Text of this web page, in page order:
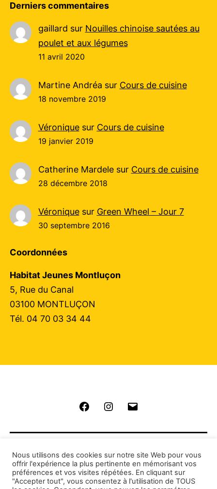
Derniers commentaires
gaillard sur Nouilles chinoise sautées au
poulet et aux légumes
11 avril 2020
Martine Andréa sur Cours de cuisine
18 novembre 2019
Véroniquesur Cours de cuisine
19 janvier 2019
Catherine Mardelesur Cours de cuisine
28 décembre 2018
Véroniquesur Green Wheel – Jour 7
30 septembre 2016
Coordonnées
Habitat Jeunes Montluçon
5, Rue du Canal
03100 MONTLUÇON
Tél. 04 70 03 34 44
FacebookInstagram
Nous utilisons des cookies sur notre site Web pour vous
offrir l'expérience la plus pertinente en mémorisant vos
préférences et vos visites répétées. En cliquant sur
"Accepter tout", vous consentez à l'utilisation de TOUS